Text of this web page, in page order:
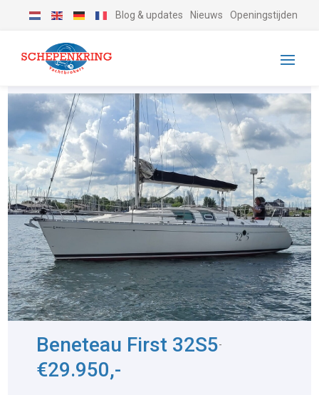
Blog & updates Nieuws Openingstijden
Beneteau First 32S5-
€29.950,-